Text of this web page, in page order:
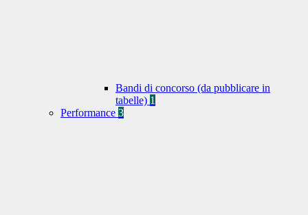
Bandi di concorso (da pubblicare in
tabelle) 1
Performance 3